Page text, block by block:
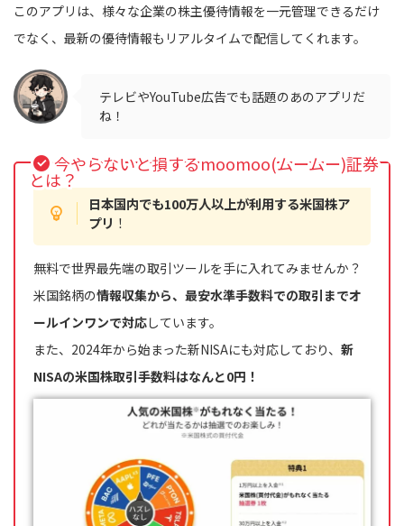
このアプリは、様々な企業の株主優待情報を一元管理できるだけ
でなく、最新の優待情報もリアルタイムで配信してくれます。
テレビやYouTube広告でも話題のあのアプリだ
ね！
今やらないと損するmoomoo(ムームー)証券
とは？
日本国内でも100万人以上が利用する米国株ア
プリ ！
無料で世界最先端の取引ツールを手に入れてみませんか？
米国銘柄の情報収集から、最安水準手数料での取引までオ
ールインワンで対応しています。
また、2024年から始まった新NISAにも対応しており、 新
NISAの米国株取引手数料はなんと0円！